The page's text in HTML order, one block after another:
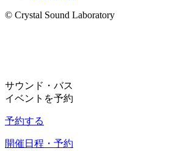
© Crystal Sound Laboratory
サウンド・バス
イベントを予約
予約する
開催日程・予約